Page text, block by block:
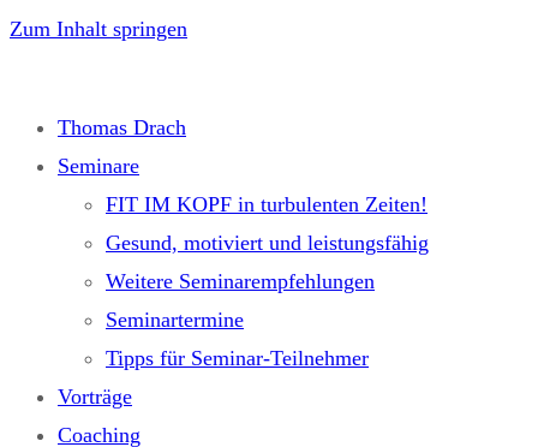
Zum Inhalt springen
Thomas Drach
Seminare
FIT IM KOPF in turbulenten Zeiten!
Gesund, motiviert und leistungsfähig
Weitere Seminarempfehlungen
Seminartermine
Tipps für Seminar-Teilnehmer
Vorträge
Coaching